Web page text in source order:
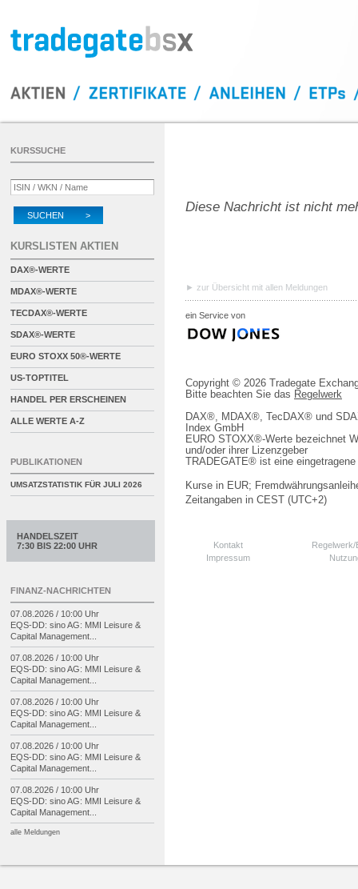
Diese Nachricht ist nicht
zur Übersicht mit allen Meldungen
ein Service von
Copyright © 2026 Tradegate
Bitte beachten Sie das Regelwerk
DAX®, MDAX®, TecDAX® und
Index GmbH
EURO STOXX®-Werte bezeichnet
und/oder ihrer Lizenzgeber
TRADEGATE® ist eine
Kurse in EUR;
Zeitangaben in CEST (UTC+2)
Kontakt
Impressum
KURSSUCHE
SUCHEN >
KURSLISTEN AKTIEN
DAX®-WERTE
MDAX®-WERTE
TECDAX®-WERTE
SDAX®-WERTE
EURO STOXX 50®-WERTE
US-TOPTITEL
HANDEL PER ERSCHEINEN
ALLE WERTE A-Z
PUBLIKATIONEN
UMSATZSTATISTIK FÜR JULI 2026
HANDELSZEIT
7:30 BIS 22:00 UHR
FINANZ-NACHRICHTEN
07.08.2026 / 10:00 Uhr
EQS-DD: sino AG: MMI Leisure &
Capital Management...
07.08.2026 / 10:00 Uhr
EQS-DD: sino AG: MMI Leisure &
Capital Management...
07.08.2026 / 10:00 Uhr
EQS-DD: sino AG: MMI Leisure &
Capital Management...
07.08.2026 / 10:00 Uhr
EQS-DD: sino AG: MMI Leisure &
Capital Management...
07.08.2026 / 10:00 Uhr
EQS-DD: sino AG: MMI Leisure &
Capital Management...
alle Meldungen